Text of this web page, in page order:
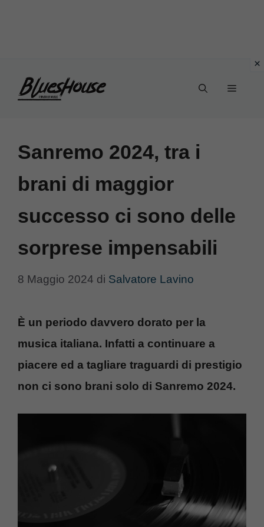
Menu
Sanremo 2024, tra i
brani di maggior
successo ci sono delle
sorprese impensabili
8 Maggio 2024 di Salvatore Lavino
È un periodo davvero dorato per la
musica italiana. Infatti a continuare a
piacere ed a tagliare traguardi di prestigio
non ci sono brani solo di Sanremo 2024.